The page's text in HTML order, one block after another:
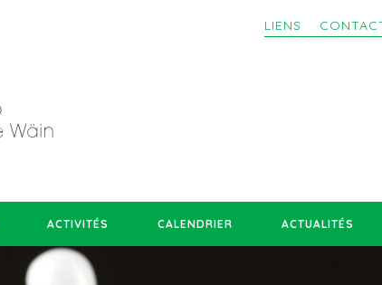
LIENS
ACTIVITÉS CALENDRIER ACTUALITÉS